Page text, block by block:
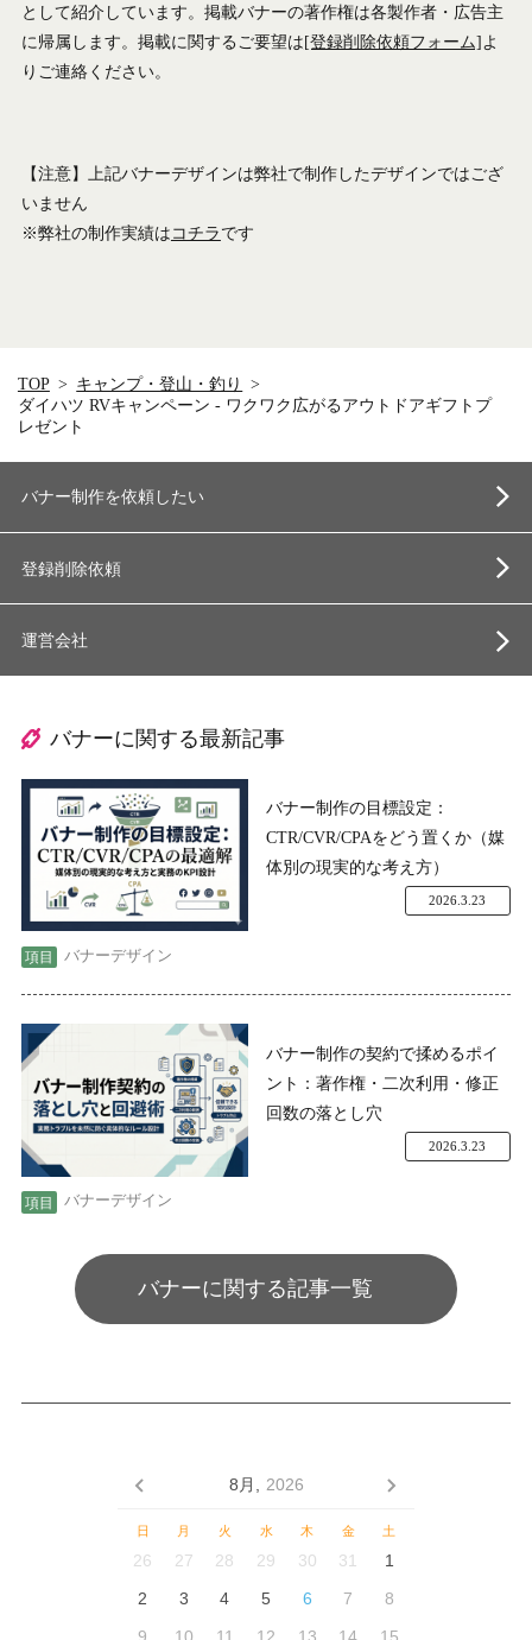
として紹介しています。掲載バナーの著作権は各製作者・広告主
に帰属します。掲載に関するご要望は[登録削除依頼フォーム]よ
りご連絡ください。
【注意】上記バナーデザインは弊社で制作したデザインではござ
いません
※弊社の制作実績はコチラです
TOP
キャンプ・登山・釣り
ダイハツ RVキャンペーン - ワクワク広がるアウトドアギフトプ
レゼント
バナー制作を依頼したい
登録削除依頼
運営会社
バナーに関する最新記事
バナー制作の目標設定：
CTR/CVR/CPAをどう置くか（媒
体別の現実的な考え方）
バナーデザイン
2026.3.23
バナー制作の契約で揉めるポイ
ント：著作権・二次利用・修正
回数の落とし穴
バナーデザイン
2026.3.23
バナーに関する記事一覧
8月, 2026
日 月 火 水 木 金 土
26 27 28 29 30 31
1
2
3 4 5 6 7
8
9
10 11 12 13 14 15